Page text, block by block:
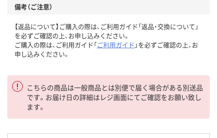
備考（ご注意）
【返品について】ご購入の際は、ご利用ガイド「返品・交換について」
を必ずご確認の上、お申し込みください。
ご購入の際は、ご利用ガイド「ご利用ガイド 」を必ずご確認の上、お
申し込みください。
こちらの商品は一般商品とは別便で届く場合がある別送品
です。お届け日の詳細はレジ画面にてご確認をお願い致し
ます。